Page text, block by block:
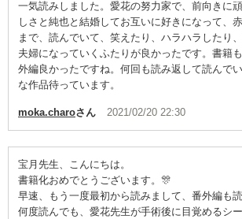
一気読みしました。愛花の努力家で、前向きに
しさと純也と結婚してお互いに好きになって、
まで、読んでいて、笑えたり、ハラハラしたり
夫婦になっていくふたりが良かったです。書籍
外編良かったですね。何回も読み返して読んで
な作品待っています。
moka.charoさん 2021/02/20 22:30
宝月先生、こんにちは。
書籍化おめでとうございます。🎊
早速、もう一度最初から読みまして、番外編も読
何度読んでも、愛花先生が手術後に目覚めるシ